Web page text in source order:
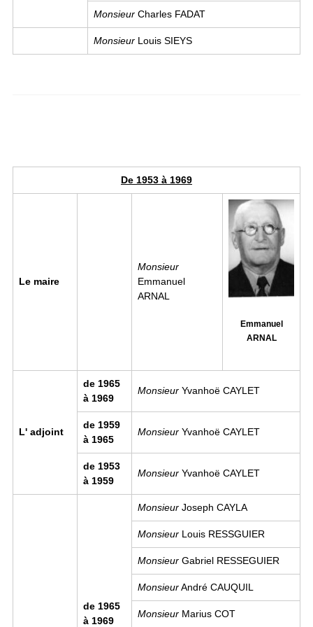
Monsieur Charles FADAT
Monsieur Louis SIEYS
De 1953 à 1969
Le maire
Monsieur
Emmanuel
ARNAL
Image
Emmanuel
ARNAL
L' adjoint
de 1965
à 1969
Monsieur Yvanhoë CAYLET
de 1959
à 1965
Monsieur Yvanhoë CAYLET
de 1953
à 1959
Monsieur Yvanhoë CAYLET
de 1965
à 1969
Monsieur Joseph CAYLA
Monsieur Louis RESSGUIER
Monsieur Gabriel RESSEGUIER
MonsieurAndré CAUQUIL
Monsieur Marius COT